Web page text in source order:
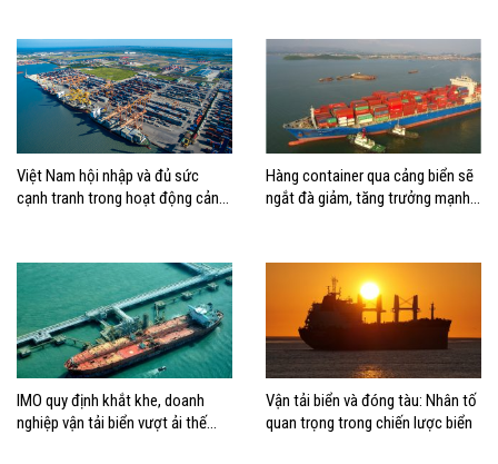
Việt Nam hội nhập và đủ sức
cạnh tranh trong hoạt động cảng
Hàng container qua cảng biển sẽ
ngắt đà giảm, tăng trưởng mạnh
IMO quy định khắt khe, doanh
nghiệp vận tải biển vượt ải thế
Vận tải biển và đóng tàu: Nhân tố
quan trọng trong chiến lược biển